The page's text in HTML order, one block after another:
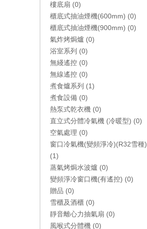
樓底扇 (0)
櫃底式抽油煙機(600mm) (0)
櫃底式抽油煙機(900mm) (0)
氣炸烤焗爐 (0)
浴室系列 (0)
無綫遙控 (0)
無線遙控 (0)
煮食爐系列 (1)
煮食設備 (0)
熱泵式乾衣機 (0)
直立式分體冷氣機 (冷暖型) (0)
空氣處理 (0)
窗口冷氣機(變頻淨冷)(R32雪種)
(1)
蒸氣烤焗水波爐 (0)
變頻淨冷窗口機(有遙控) (0)
贈品 (0)
雪櫃及酒櫃 (0)
靜音離心力抽氣扇 (0)
風喉式分體機 (0)